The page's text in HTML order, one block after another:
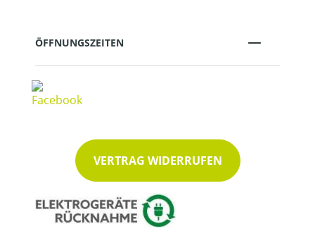
ÖFFNUNGSZEITEN
VERTRAG WIDERRUFEN